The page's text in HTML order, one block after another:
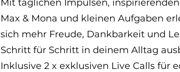
Mit täglichen Impulsen,
Max & Mona und kleinen Aufgaben
sich mehr Freude, Dankbarkeit und
Schritt für Schritt in deinem Alltag
Inklusive 2 x exklusiven Live Calls für